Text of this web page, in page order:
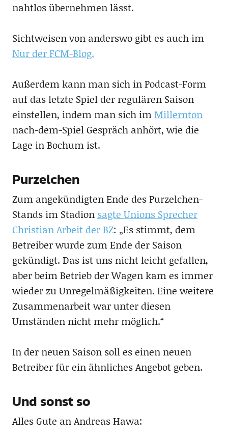
nahtlos übernehmen lässt.
Sichtweisen von anderswo gibt es auch im
Nur der FCM-Blog.
Außerdem kann man sich in Podcast-Form
auf das letzte Spiel der regulären Saison
einstellen, indem man sich imMillernton
nach-dem-Spiel Gespräch anhört, wie die
Lage in Bochum ist.
Purzelchen
Zum angekündigten Ende des Purzelchen-
Stands im Stadion sagte Unions Sprecher
Christian Arbeit der BZ: „Es stimmt, dem
Betreiber wurde zum Ende der Saison
gekündigt. Das ist uns nicht leicht gefallen,
aber beim Betrieb der Wagen kam es immer
wieder zu Unregelmäßigkeiten. Eine weitere
Zusammenarbeit war unter diesen
Umständen nicht mehr möglich.“
In der neuen Saison soll es einen neuen
Betreiber für ein ähnliches Angebot geben.
Und sonst so
Alles Gute an Andreas Hawa: